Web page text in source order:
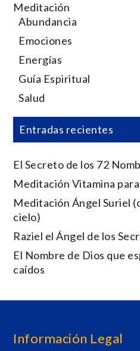
Meditación
Abundancia
Emociones
Energías
Guía Espiritual
Salud
Entradas recientes
El Secreto de los 72
Meditación Vitamina
Meditación Ángel Suriel
cielo)
Raziel el Ángel de los
El Nombre de Dios que
caídos
Información Legal